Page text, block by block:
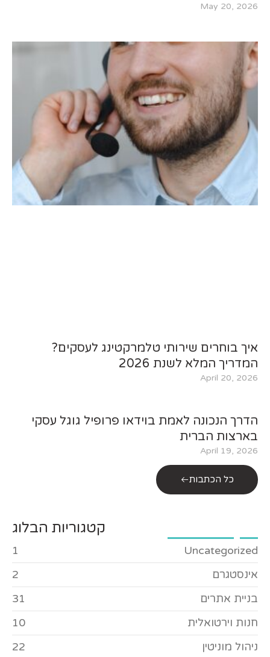
May 20, 2026
איך בוחרים שירותי טלמרקטינג לעסקים?
המדריך המלא לשנת 2026
April 20, 2026
הדרך הנכונה לאמת בוידאו פרופיל גוגל עסקי
בארצות הברית
April 19, 2026
כל הכתבות
קטגוריות הבלוג
Uncategorized
1
אינסטגרם
2
בניית אתרים
31
חנות וירטואלית
10
ניהול מוניטין
22